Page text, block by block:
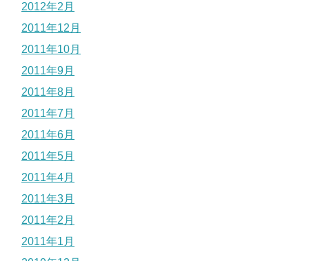
2012年2月
2011年12月
2011年10月
2011年9月
2011年8月
2011年7月
2011年6月
2011年5月
2011年4月
2011年3月
2011年2月
2011年1月